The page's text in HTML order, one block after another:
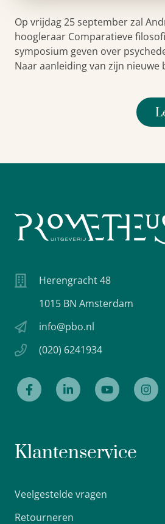
Op vrijdag 25 september zal
hoogleraar Comparatieve
symposium geven over
Naar aanleiding van zijn nieuwe
Herengracht 48
1015 BN Amsterdam
info@pbo.nl
(020) 6241934
Klantenservice
Veelgestelde vragen
Retourneren